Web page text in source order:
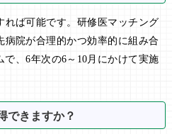
れば可能です。研修医マッチング
病院が合理的かつ効率的に組み合
、6年次の6～10月にかけて実施
できますか？